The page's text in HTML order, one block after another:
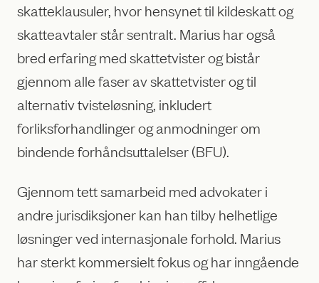
skatteklausuler, hvor hensynet til kildeskatt og
skatteavtaler står sentralt. Marius har også
bred erfaring med skattetvister og bistår
gjennom alle faser av skattetvister og til
alternativ tvisteløsning, inkludert
forliksforhandlinger og anmodninger om
bindende forhåndsuttalelser (BFU).
Gjennom tett samarbeid med advokater i
andre jurisdiksjoner kan han tilby helhetlige
løsninger ved internasjonale forhold. Marius
har sterkt kommersielt fokus og har inngående